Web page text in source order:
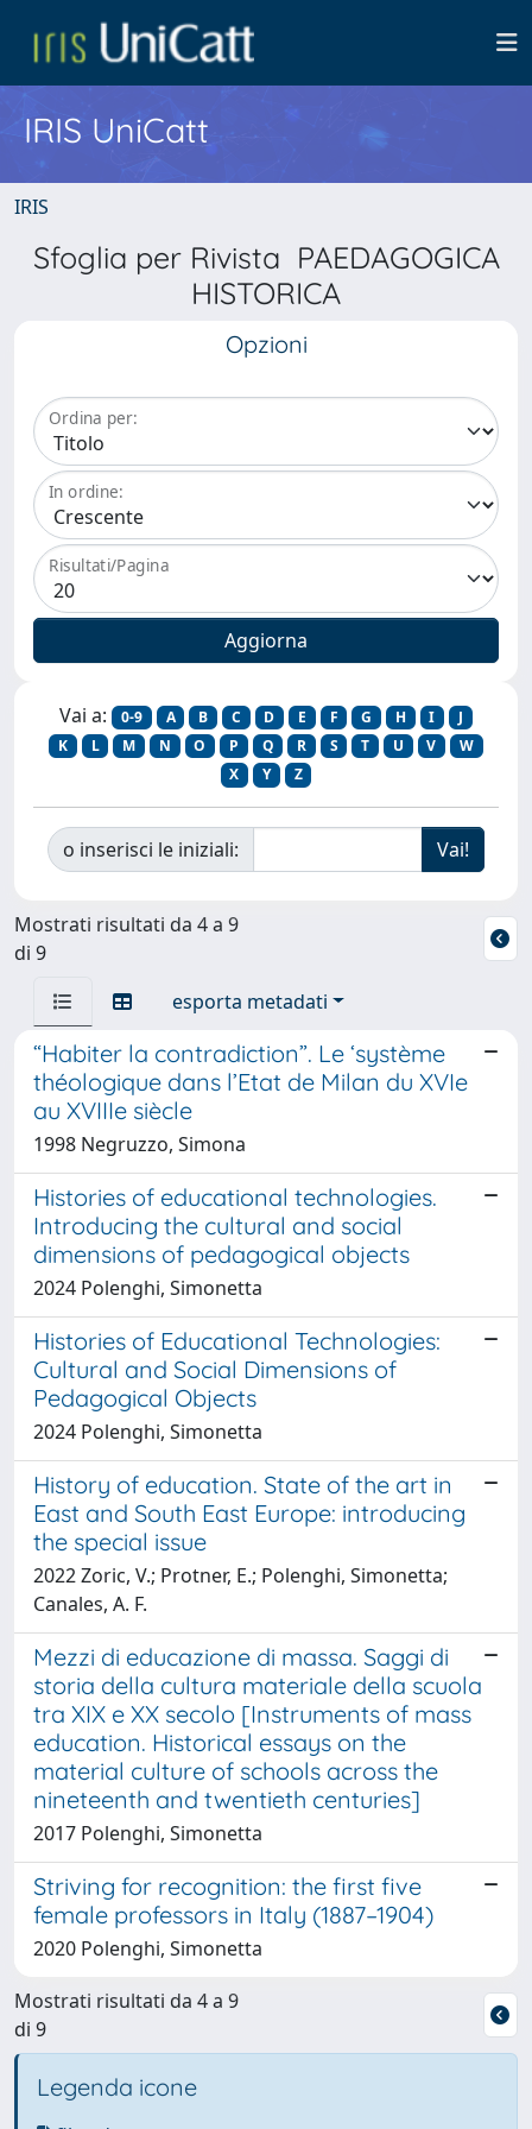
IRIS UniCatt
IRIS
Sfoglia per Rivista PAEDAGOGICA
HISTORICA
Opzioni
Ordina per:
In ordine:
Risultati/Pagina
Vai a: 0-9 A B C D E F G H I
J
K
L M N O P Q R S T U V
W
X
Y Z
o inserisci le iniziali:
Mostrati risultati da 4 a 9
di 9
esporta metadati
“Habiter la contradiction”. Le ‘système
théologique dans l’Etat de Milan du XVIe
au XVIIIe siècle
1998 Negruzzo, Simona
Histories of educational technologies.
Introducing the cultural and social
dimensions of pedagogical objects
2024 Polenghi, Simonetta
Histories of Educational Technologies:
Cultural and Social Dimensions of
Pedagogical Objects
2024 Polenghi, Simonetta
History of education. State of the art in
East and South East Europe: introducing
the special issue
2022 Zoric, V.; Protner, E.; Polenghi, Simonetta;
Canales, A. F.
Mezzi di educazione di massa. Saggi di
storia della cultura materiale della scuola
tra XIX e XX secolo [Instruments of mass
education. Historical essays on the
material culture of schools across the
nineteenth and twentieth centuries]
2017 Polenghi, Simonetta
Striving for recognition: the first five
female professors in Italy (1887–1904)
2020 Polenghi, Simonetta
Mostrati risultati da 4 a 9
di 9
Legenda icone